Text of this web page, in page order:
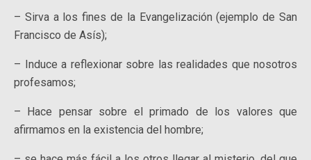
– Sirva a los fines de la Evangelización (ejemplo de San
Francisco de Asís);
– Induce a reflexionar sobre las realidades que nosotros
profesamos;
– Hace pensar sobre el primado de los valores que
afirmamos en la existencia del hombre;